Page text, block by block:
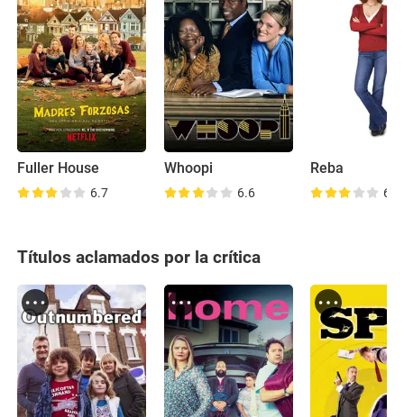
Fuller House
6.7
Whoopi
6.6
Reba
6.8
Títulos aclamados por la crítica